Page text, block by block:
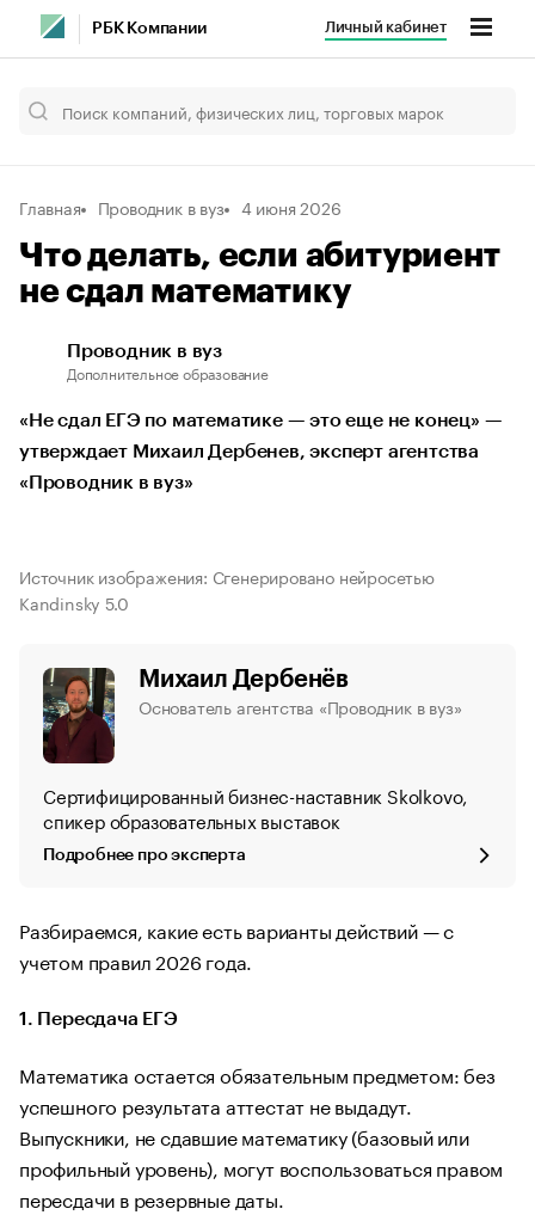
РБК Компании Личный кабинет
Главная Проводник в вуз 4 июня 2026
Что делать, если абитуриент
не сдал математику
Проводник в вуз
Дополнительное образование
«Не сдал ЕГЭ по математике — это еще не конец» —
утверждает Михаил Дербенев, эксперт агентства
«Проводник в вуз»
Источник изображения: Сгенерировано нейросетью
Kandinsky 5.0
Михаил Дербенёв
Основатель агентства «Проводник в вуз»
Сертифицированный бизнес-наставник Skolkovo,
спикер образовательных выставок
Подробнее про эксперта
Разбираемся, какие есть варианты действий — с
учетом правил 2026 года.
1. Пересдача ЕГЭ
Математика остается обязательным предметом: без
успешного результата аттестат не выдадут.
Выпускники, не сдавшие математику (базовый или
профильный уровень), могут воспользоваться правом
пересдачи в резервные даты.